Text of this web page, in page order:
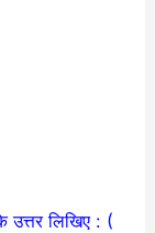
उत्तर लिखिए : (